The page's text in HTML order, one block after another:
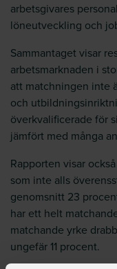
arbetsgivares
löneutveckling och
Sammantaget visar
arbetsmarknaden i
att matchningen inte
och
överkvalificerade för
jämfört med många
Rapporten visar
som inte alls
genomsnitt 23
har ett helt
matchande yrke
ungefär 11 procent.